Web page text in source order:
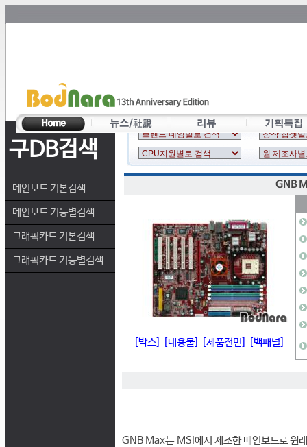
구DB검색
메인보드 기본검색
메인보드 기능별검색
그래픽카드 기본검색
그래픽카드 기능별검색
GNB
[박스] [내용물] [제품전면] [백패널]
GNB Max는 MSI에서 제조한 메인보드로